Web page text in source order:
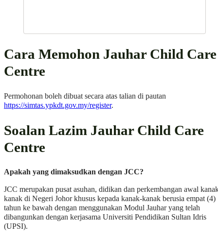
Cara Memohon Jauhar Child Care
Centre
Permohonan boleh dibuat secara atas talian di pautan
https://simtas.ypkdt.gov.my/register.
Soalan Lazim Jauhar Child Care
Centre
Apakah yang dimaksudkan dengan JCC?
JCC merupakan pusat asuhan, didikan dan perkembangan awal
kanak di Negeri Johor khusus kepada kanak-kanak berusia empat (4)
tahun ke bawah dengan menggunakan Modul Jauhar yang telah
dibangunkan dengan kerjasama Universiti Pendidikan Sultan Idris
(UPSI).